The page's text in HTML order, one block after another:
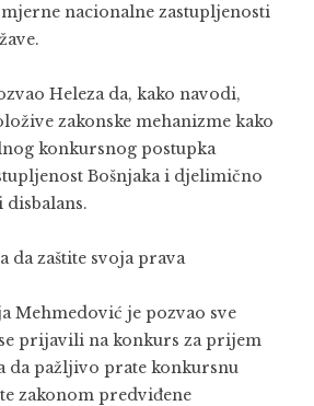
nacionalne zastupljenosti
Heleza da, kako navodi,
zakonske mehanizme kako
konkursnog postupka
Bošnjaka i djelimično
da zaštite svoja prava
Mehmedović je pozvao sve
prijavili na konkurs za prijem
da pažljivo prate konkursnu
zakonom predviđene